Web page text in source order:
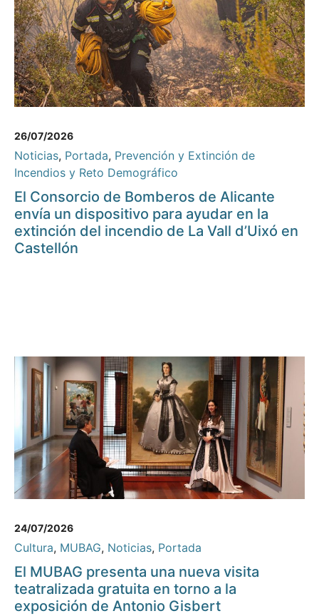
26/07/2026
Noticias, Portada, Prevención y Extinción de
Incendios y Reto Demográfico
El Consorcio de Bomberos de Alicante
envía un dispositivo para ayudar en la
extinción del incendio de La Vall d’Uixó en
Castellón
24/07/2026
Cultura, MUBAG, Noticias, Portada
El MUBAG presenta una nueva visita
teatralizada gratuita en torno a la
exposición de Antonio Gisbert